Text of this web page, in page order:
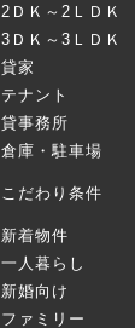
2ＤＫ～2ＬＤＫ
3ＤＫ～3ＬＤＫ
貸家
テナント
貸事務所
倉庫・駐車場
こだわり条件
新着物件
一人暮らし
新婚向け
ファミリー